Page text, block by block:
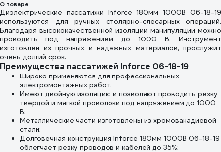
О товаре
Диэлектрические пассатижи Inforce 180мм 1000В 06-18-19
используются для ручных столярно-слесарных операций.
Благодаря высококачественной изоляции манипуляции можно
проводить под напряжением до 1000 В. Инструмент
изготовлен из прочных и надежных материалов, прослужит
очень долгий срок.
Преимущества пассатижей Inforce 06-18-19
Широко применяются для профессиональных
электромонтажных работ.
Имеют двойную изоляцию и позволяют проводить резку
твердой и мягкой проволоки под напряжением до 1000
В;
Металлические части изготовлены из хромованадиевой
стали;
Долговечная конструкция Inforce 180мм 1000В 06-18-19
облегчает резку проводов и кабелей до 35%;